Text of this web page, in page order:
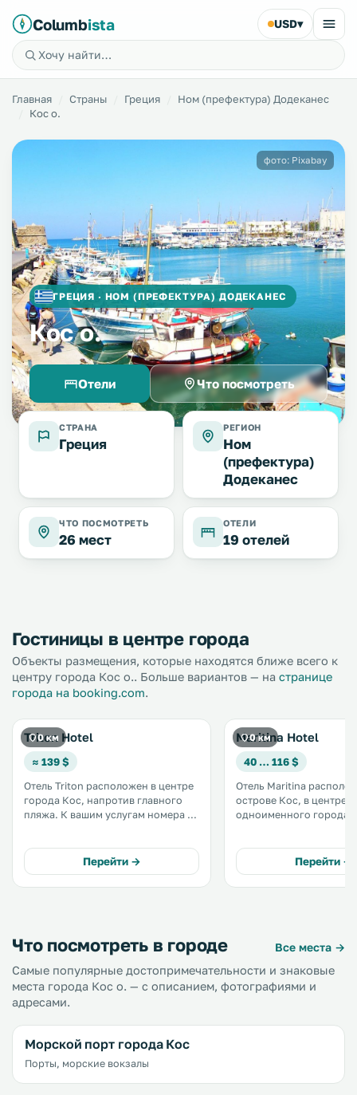
Columbista USD▾
Главная Страны Греция
Ном (префектура) Додеканес
Кос о.
ГРЕЦИЯ · НОМ (ПРЕФЕКТУРА) ДОДЕКАНЕС
Кос о.
Отели Что посмотреть
фото: Pixabay
СТРАНА
Греция
РЕГИОН
Ном
(префектура)
Додеканес
ЧТО ПОСМОТРЕТЬ
26 мест
ОТЕЛИ
19 отелей
Гостиницы в центре города
Объекты размещения, которые находятся ближе всего к
центру города Кос о.. Больше вариантов — на странице
города на booking.com.
0 км
Triton Hotel
≈ 139 $
Отель Triton расположен в центре
города Кос, напротив главного
пляжа. К вашим услугам номера и
американский завтрак. Номера и
люксы отеля Triton отличаются
элегантным декором интерьера. .
Перейти →
0 км
Maritina Hotel
40 … 116 $
Отель Maritina
острове Кос, в центре
одноименного города. К услугам
замок Кос. .
Перейти →
Что посмотреть в городе
Все места →
Самые популярные достопримечательности и знаковые
места города Кос о. — с описанием, фотографиями и
адресами.
Морской порт города Кос
Порты, морские вокзалы